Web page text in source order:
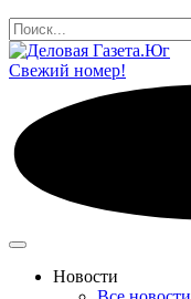
Поиск
Свежий номер!
Новости